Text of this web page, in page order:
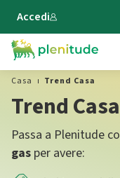
Vai al contenuto
Accedi
Casa
Trend Casa
Trend Casa
Passa a Plenitude
gas per avere: